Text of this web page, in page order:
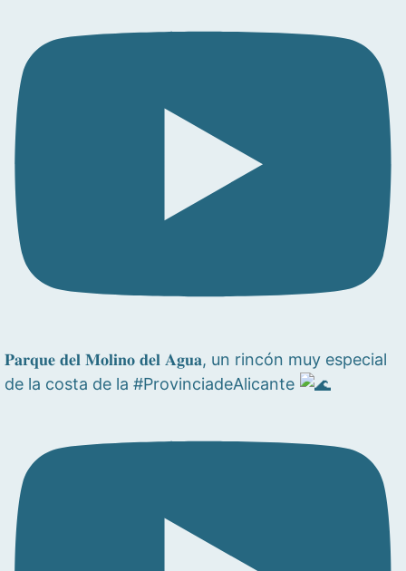
𝐏𝐚𝐫𝐪𝐮𝐞 𝐝𝐞𝐥 𝐌𝐨𝐥𝐢𝐧𝐨 𝐝𝐞𝐥 𝐀𝐠𝐮𝐚, un rincón muy especial
de la costa de la #ProvinciadeAlicante